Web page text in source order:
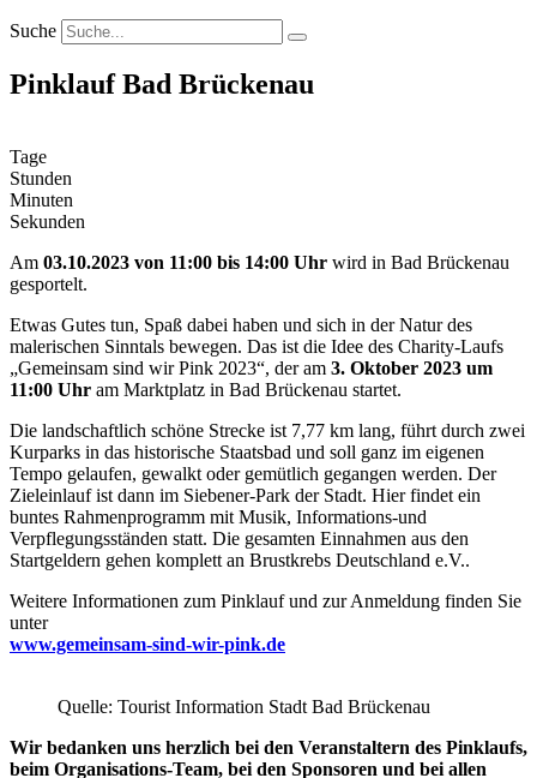
Suche
Pinklauf Bad Brückenau
Tage
Stunden
Minuten
Sekunden
Am 03.10.2023 von 11:00 bis 14:00 Uhr wird in Bad Brückenau
gesportelt.
Etwas Gutes tun, Spaß dabei haben und sich in der Natur des
malerischen Sinntals bewegen. Das ist die Idee des Charity-Laufs
„Gemeinsam sind wir Pink 2023“, der am 3. Oktober 2023 um
11:00 Uhr am Marktplatz in Bad Brückenau startet.
Die landschaftlich schöne Strecke ist 7,77 km lang, führt durch zwei
Kurparks in das historische Staatsbad und soll ganz im eigenen
Tempo gelaufen, gewalkt oder gemütlich gegangen werden. Der
Zieleinlauf ist dann im Siebener-Park der Stadt. Hier findet ein
buntes Rahmenprogramm mit Musik, Informations-und
Verpflegungsständen statt. Die gesamten Einnahmen aus den
Startgeldern gehen komplett an Brustkrebs Deutschland e.V..
Weitere Informationen zum Pinklauf und zur Anmeldung finden Sie
unter
www.gemeinsam-sind-wir-pink.de
Quelle: Tourist Information Stadt Bad Brückenau
Wir bedanken uns herzlich bei den Veranstaltern des Pinklaufs,
beim Organisations-Team, bei den Sponsoren und bei allen